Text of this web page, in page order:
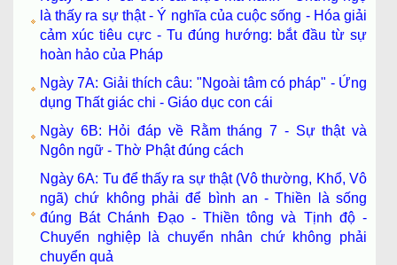
là thấy ra sự thật - Ý nghĩa của cuộc sống - Hóa giải
cảm xúc tiêu cực - Tu đúng hướng: bắt đầu từ sự
hoàn hảo của Pháp
Ngày 7A: Giải thích câu: "Ngoài tâm có pháp" - Ứng
dụng Thất giác chi - Giáo dục con cái
Ngày 6B: Hỏi đáp về Rằm tháng 7 - Sự thật và
Ngôn ngữ - Thờ Phật đúng cách
Ngày 6A: Tu để thấy ra sự thật (Vô thường, Khổ, Vô
ngã) chứ không phải để bình an - Thiền là sống
đúng Bát Chánh Đạo - Thiền tông và Tịnh độ -
Chuyển nghiệp là chuyển nhân chứ không phải
chuyển quả